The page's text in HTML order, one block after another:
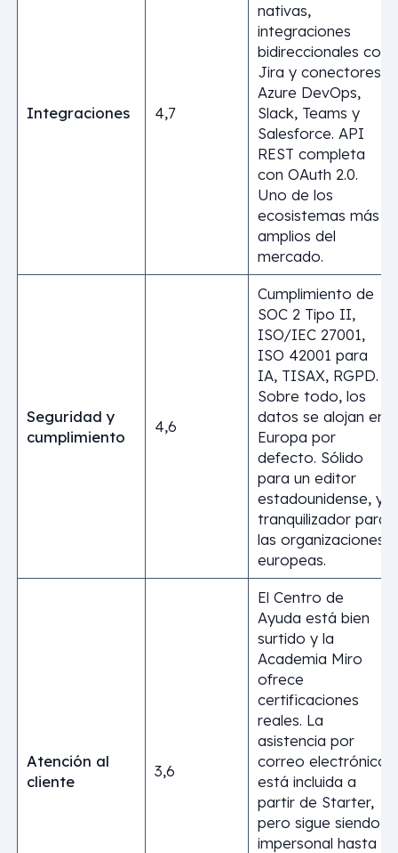
Integraciones 4,7
nativas,
integraciones
bidireccionales con
Jira y conectores
Azure DevOps,
Slack, Teams y
Salesforce. API
REST completa
con OAuth 2.0.
Uno de los
ecosistemas más
amplios del
mercado.
Seguridad y
cumplimiento
4,6
Cumplimiento de
SOC 2 Tipo II,
ISO/IEC 27001,
ISO 42001 para
IA, TISAX, RGPD.
Sobre todo, los
datos se alojan en
Europa por
defecto. Sólido
para un editor
estadounidense, y
tranquilizador para
las organizaciones
europeas.
Atención al
cliente
3,6
El Centro de
Ayuda está bien
surtido y la
Academia Miro
ofrece
certificaciones
reales. La
asistencia por
correo electrónico
está incluida a
partir de Starter,
pero sigue siendo
impersonal hasta